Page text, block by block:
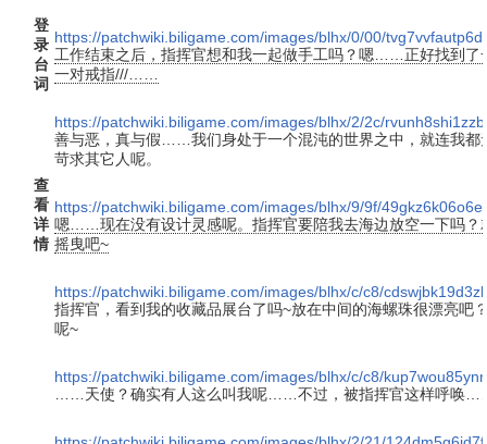
登
录
台
词
https://patchwiki.biligame.com/images/blhx/0/00/
工作结束之后，指挥官想和我一起做手工吗？嗯……正好找到了
一对戒指///……
https://patchwiki.biligame.com/images/blhx/2/2c/
查
看
详
情
善与恶，真与假……我们身处于一个混沌的世界之中，就连我都
苛求其它人呢。
https://patchwiki.biligame.com/images/blhx/9/9f/
嗯……现在没有设计灵感呢。指挥官要陪我去海边放空一下吗？
摇曳吧~
https://patchwiki.biligame.com/images/blhx/c/c8/
指挥官，看到我的收藏品展台了吗~放在中间的海螺珠很漂亮吧
呢~
https://patchwiki.biligame.com/images/blhx/c/c8/
……天使？确实有人这么叫我呢……不过，被指挥官这样呼唤